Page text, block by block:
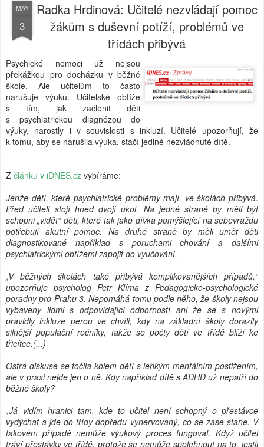
MAY
3
Radka Hrdinová: Učitelé nezvládají pomoc
žákům s duševní potíží, problémů ve
třídách přibývá
Psychické nemoci už nejsou
překážkou pro docházku v běžné
škole. Ale učitelům to často
narušuje výuku. Učitelské obtíže
s tím, jak začlenit děti
s psychiatrickou diagnózou do
výuky, narostly i v souvislosti s inkluzí. Učitelé upozorňují, že
k tomu, aby se narušila výuka, stačí jediné nezvládnuté dítě.
Z článku v iDNES.cz vybíráme:
Jenže dětí, které psychiatrické problémy mají, ve školách přibývá.
Před učiteli stojí hned dvojí úkol. Na jedné straně by měli být
schopni „vidět“ děti, které tak jako dívka pomýšlející na sebevraždu
potřebují akutní pomoc. Na druhé straně by měli umět děti
diagnostikované například s poruchami chování a dalšími
psychiatrickými obtížemi zapojit do vyučování.
„V běžných školách také přibývá komplikovanějších případů,“
upozorňuje psycholog Petr Klíma z Pedagogicko-psychologické
poradny pro Prahu 3. Nepomáhá tomu podle něho, že školy nejsou
vybaveny lidmi s odpovídající odborností ani že se s novými
pravidly inkluze perou ve chvíli, kdy na základní školy dorazily
silnější populační ročníky, takže se počty dětí ve třídě blíží ke
třicítce.(...)
Ostrá diskuse se točila kolem dětí s lehkým mentálním postižením,
ale v praxi nejde jen o ně. Kdy například dítě s ADHD už nepatří do
běžné školy?
„Já vidím hranici tam, kde to učitel není schopný o přestávce
vydýchat a jde do třídy dopředu vynervovaný, co se zase stane. V
takovém případě nemůže výukový proces fungovat. Když učitel
tráví přestávky ve třídě, protože se nemůže spolehnout na to, jestli